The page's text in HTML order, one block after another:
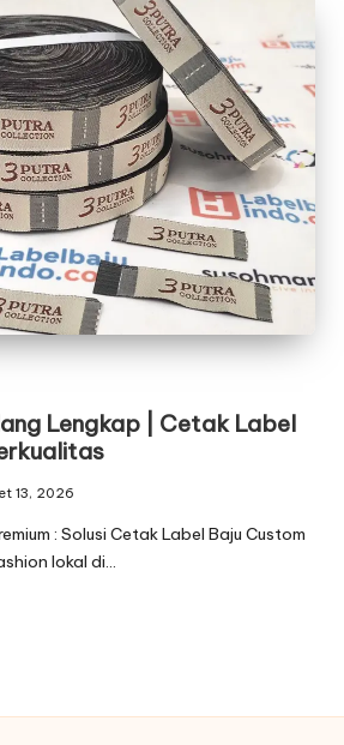
Lengkap | Cetak Label
13, 2026
: Solusi Cetak Label Baju Custom
lokal di…